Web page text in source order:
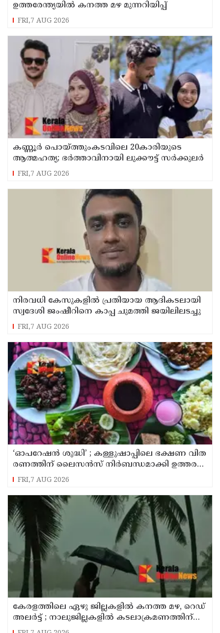
ഉത്തരേന്ത്യയില്‍ കനത്ത മഴ മുന്നറിയിപ്പ്
FRI,7 AUG 2026
കണ്ണൂർ പൊയ്ത്തുംകടവിലെ 20കാരിയുടെ
ആത്മഹത്യ; ഭർത്താവിനായി ലുക്കൗട്ട് സർക്കുലർ
FRI,7 AUG 2026
നിരവധി കേസുകളിൽ പ്രതിയായ ആദികടലായി
സ്വദേശി ജംഷീറിനെ കാപ്പ ചുമത്തി ജയിലിലടച്ചു
FRI,7 AUG 2026
‘ഓ​പ​റേ​ഷ​ൻ ശു​ദ്ധി’ ; ക​ള്ളു​ഷാ​പ്പി​ലെ ഭ​ക്ഷ​ണ വി​ത​
ര​ണ​ത്തി​ന് ലൈ​സ​ൻ​സ് നി​ർ​ബ​ന്ധ​മാ​ക്കി ഉ​ത്ത​ര​വി​
റ​ക്കി എ​ക്​​സൈ​സ്​ വ​കു​പ്പ്​
FRI,7 AUG 2026
കേരളത്തിലെ ഏഴു ജില്ലകളിൽ കനത്ത മഴ, റെഡ്
അലർട്ട് ; നാലുജില്ലകളിൽ കടലാക്രമണത്തിന്
സാധ്യത